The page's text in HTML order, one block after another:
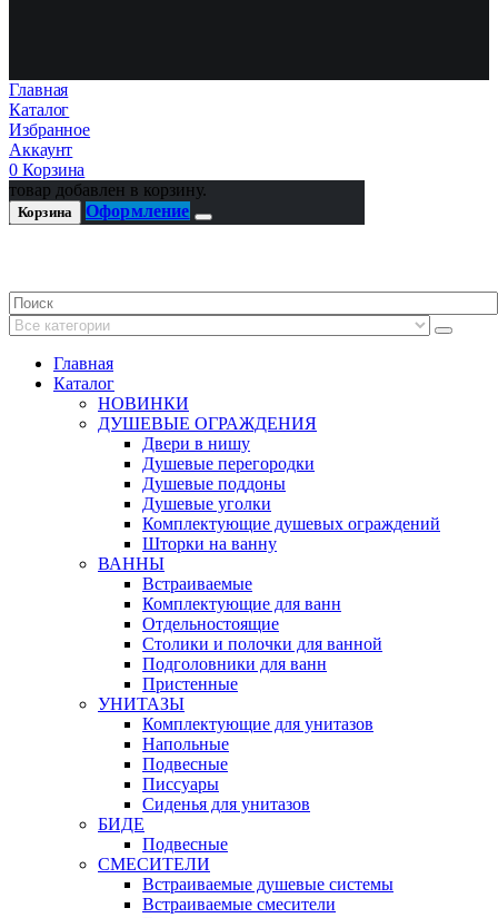
Главная
Каталог
Избранное
Аккаунт
0 Корзина
товар добавлен в корзину.
Корзина Оформление
Главная
Каталог
НОВИНКИ
ДУШЕВЫЕ ОГРАЖДЕНИЯ
Двери в нишу
Душевые перегородки
Душевые поддоны
Душевые уголки
Комплектующие душевых ограждений
Шторки на ванну
ВАННЫ
Встраиваемые
Комплектующие для ванн
Отдельностоящие
Столики и полочки для ванной
Подголовники для ванн
Пристенные
УНИТАЗЫ
Комплектующие для унитазов
Напольные
Подвесные
Писсуары
Сиденья для унитазов
БИДЕ
Подвесные
СМЕСИТЕЛИ
Встраиваемые душевые системы
Встраиваемые смесители